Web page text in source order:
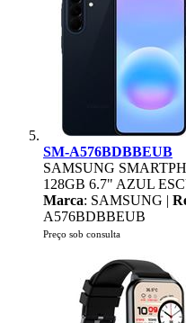
SM-A576BDBBEUB
SAMSUNG
128GB 6.7" AZUL
Marca: SAMSUNG |
A576BDBBEUB
Preço sob consulta